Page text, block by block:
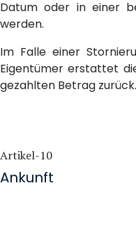
Datum oder in einer
werden.
Im Falle einer
Eigentümer erstattet
gezahlten Betrag zurück.
Artikel-10
Ankunft